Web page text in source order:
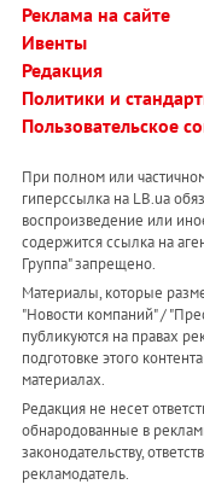
Реклама на сайте
Ивенты
Редакция
Политики и
Пользовательское
При полном или
гиперссылка на LB.ua
воспроизведение или
содержится ссылка на
Группа" запрещено.
Материалы, которые
"Новости компаний" /
публикуются на правах
подготовке этого
материалах.
Редакция не несет
обнародованные в
законодательству,
рекламодатель.